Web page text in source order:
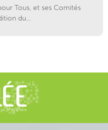
Tous, et ses Comités
du...